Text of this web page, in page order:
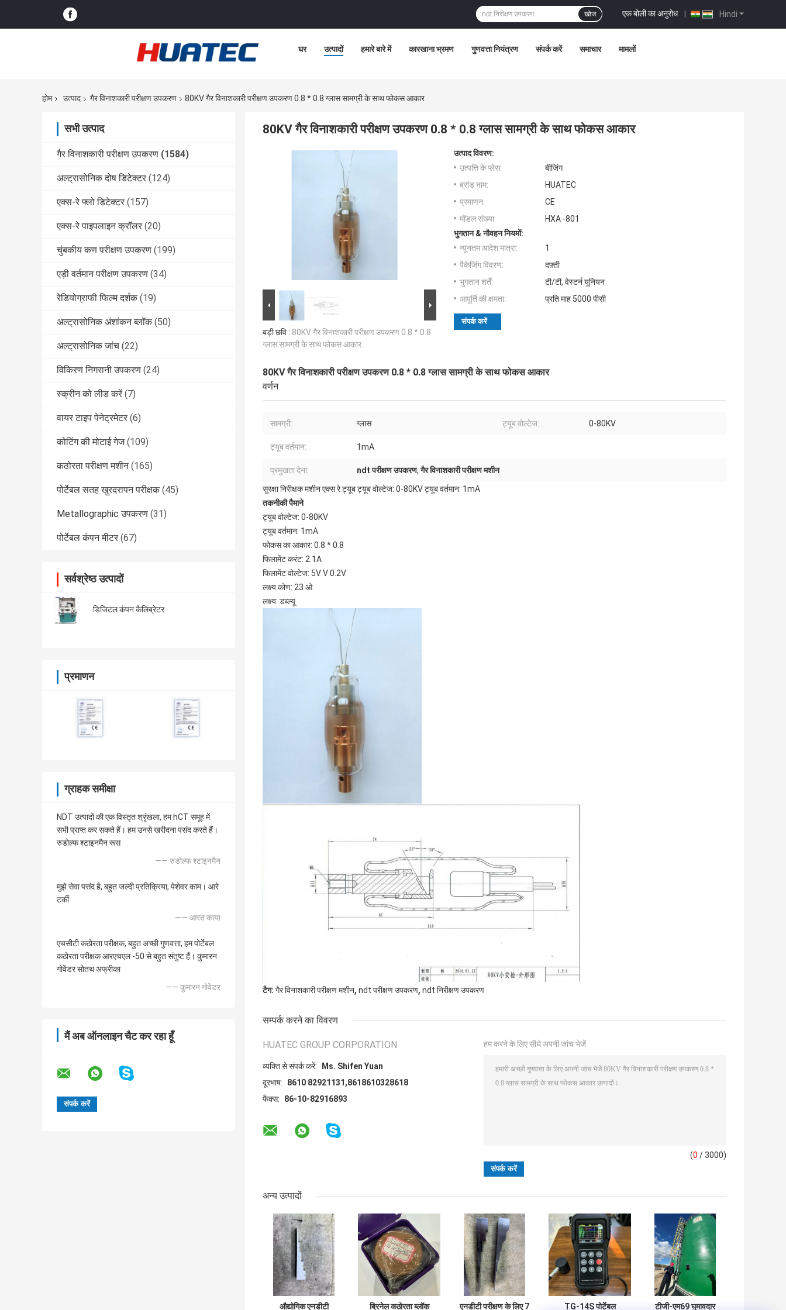
Hindi
एक बोली का अनुरोध |
खोज
घर उत्पादों हमारे बारे में कारखाना भ्रमण गुणवत्ता नियंत्रण संपर्क करें समाचार मामलों
होम उत्पाद गैर विनाशकारी परीक्षण उपकरण 80KV गैर विनाशकारी परीक्षण उपकरण 0.8 * 0.8 ग्लास सामग्री के साथ फोकस आकार
सभी उत्पाद
गैर विनाशकारी परीक्षण उपकरण (1584)
अल्ट्रासोनिक दोष डिटेक्टर (124)
एक्स-रे फ्लो डिटेक्टर (157)
एक्स-रे पाइपलाइन क्रॉलर (20)
चुंबकीय कण परीक्षण उपकरण (199)
एड़ी वर्तमान परीक्षण उपकरण (34)
रेडियोग्राफी फिल्म दर्शक (19)
अल्ट्रासोनिक अंशांकन ब्लॉक (50)
अल्ट्रासोनिक जांच (22)
विकिरण निगरानी उपकरण (24)
स्क्रीन को लीड करें (7)
वायर टाइप पेनेट्रमेटर (6)
कोटिंग की मोटाई गेज (109)
कठोरता परीक्षण मशीन (165)
पोर्टेबल सतह खुरदरापन परीक्षक (45)
Metallographic उपकरण (31)
पोर्टेबल कंपन मीटर (67)
सर्वश्रेष्ठ उत्पादों
डिजिटल कंपन कैलिब्रेटर
प्रमाणन
ग्राहक समीक्षा
NDT उत्पादों की एक विस्तृत श्रृंखला, हम hCT समूह में
सभी प्राप्त कर सकते हैं। हम उनसे खरीदना पसंद करते हैं।
रुडोल्फ श्टाइनमैन रूस
—— रुडोल्फ श्टाइनमैन
मुझे सेवा पसंद है, बहुत जल्दी प्रतिक्रिया, पेशेवर काम। आरे
टर्की
—— आरत काया
एचसीटी कठोरता परीक्षक, बहुत अच्छी गुणवत्ता, हम पोर्टेबल
कठोरता परीक्षक आरएचएल -50 से बहुत संतुष्ट हैं। कुमारन
गोवेंडर सोतथ अफ्रीका
—— कुमारन गोवेंडर
मैं अब ऑनलाइन चैट कर रहा हूँ
80KV गैर विनाशकारी परीक्षण उपकरण 0.8 * 0.8 ग्लास सामग्री के साथ फोकस आकार
बड़ी छवि : 80KV गैर विनाशकारी परीक्षण उपकरण 0.8 * 0.8
ग्लास सामग्री के साथ फोकस आकार
उत्पाद विवरण:
उत्पत्ति के प्लेस:
बीजिंग
ब्रांड नाम:
HUATEC
प्रमाणन:
CE
मॉडल संख्या:
HXA -801
भुगतान & नौवहन नियमों:
न्यूनतम आदेश मात्रा:
1
पैकेजिंग विवरण:
दफ़्ती
भुगतान शर्तें:
टी/टी, वेस्टर्न यूनियन
आपूर्ति की क्षमता:
प्रति माह 5000 पीसी
संपर्क करें
80KV गैर विनाशकारी परीक्षण उपकरण 0.8 * 0.8 ग्लास सामग्री के साथ फोकस आकार
वर्णन
सामग्री: ग्लास ट्यूब वोल्टेज: 0-80KV
ट्यूब वर्तमान: 1mA
प्रमुखता देना: ndt परीक्षण उपकरण,गैर विनाशकारी परीक्षण मशीन
सुरक्षा निरीक्षक मशीन एक्स रे ट्यूब ट्यूब वोल्टेज: 0-80KV ट्यूब वर्तमान: 1mA
तकनीकी पैमाने
ट्यूब वोल्टेज: 0-80KV
ट्यूब वर्तमान: 1mA
फोकस का आकार: 0.8 * 0.8
फिलामेंट करंट: 2.1A
फिलामेंट वोल्टेज: 5V V 0.2V
लक्ष्य कोण: 23 ओ
लक्ष्य: डब्ल्यू
टैग: गैर विनाशकारी परीक्षण मशीन, ndt परीक्षण उपकरण, ndt निरीक्षण उपकरण
सम्पर्क करने का विवरण
HUATEC GROUP CORPORATION
व्यक्ति से संपर्क करें:
Ms. Shifen Yuan
दूरभाष:
8610 82921131,8618610328618
फैक्स:
86-10-82916893
हम करने के लिए सीधे अपनी जांच भेजें
(0 / 3000)
अन्य उत्पादों
औद्योगिक एनडीटी
ब्रिनेल कठोरता ब्लॉक
एनडीटी परीक्षण के लिए 7
TG-14S पोर्टेबल
टीजी-एम69 घुमावदार